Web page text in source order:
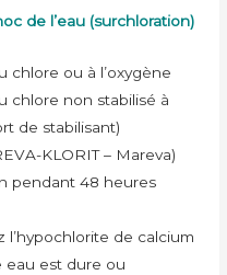
de l’eau (surchloration)
chlore ou à l’oxygène
chlore non stabilisé à
de stabilisant)
KLORIT – Mareva)
pendant 48 heures
l’hypochlorite de calcium
eau est dure ou